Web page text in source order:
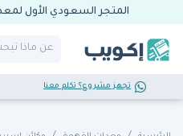
المتجر السعودي الأول
تجهز مشروع؟ تكلم معنا